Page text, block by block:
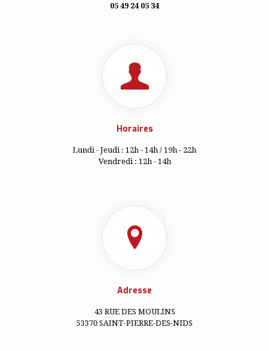
05 49 24 05 34
Horaires
Lundi - Jeudi : 12h - 14h / 19h - 22h
Vendredi : 12h - 14h
Adresse
43 RUE DES MOULINS
53370 SAINT-PIERRE-DES-NIDS